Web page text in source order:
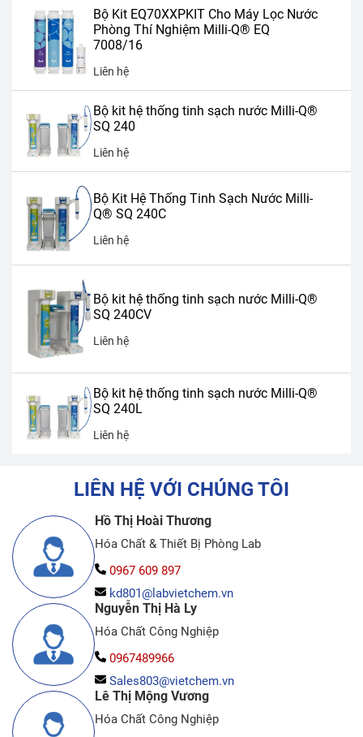
Bộ Kit EQ70XXPKIT Cho Máy Lọc Nước
Phòng Thí Nghiệm Milli-Q® EQ
7008/16
Liên hệ
Bộ kit hệ thống tinh sạch nước Milli-Q®
SQ 240
Liên hệ
Bộ Kit Hệ Thống Tinh Sạch Nước Milli-
Q® SQ 240C
Liên hệ
Bộ kit hệ thống tinh sạch nước Milli-Q®
SQ 240CV
Liên hệ
Bộ kit hệ thống tinh sạch nước Milli-Q®
SQ 240L
Liên hệ
LIÊN HỆ VỚI CHÚNG TÔI
Hồ Thị Hoài Thương
Hóa Chất & Thiết Bị Phòng Lab
0967 609 897
kd801@labvietchem.vn
Nguyễn Thị Hà Ly
Hóa Chất Công Nghiệp
0967489966
Sales803@vietchem.vn
Lê Thị Mộng Vương
Hóa Chất Công Nghiệp